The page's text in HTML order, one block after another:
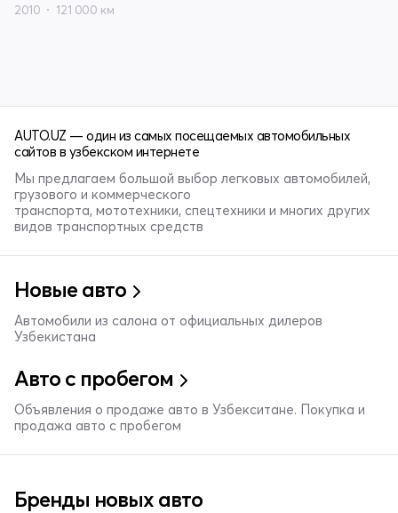
2010 121 000 км
AUTO.UZ — один из самых посещаемых автомобильных
сайтов в узбекском интернете
Мы предлагаем большой выбор легковых автомобилей,
грузового и коммерческого
транспорта, мототехники, спецтехники и многих других
видов транспортных средств
Новые авто
Автомобили из салона от официальных дилеров
Узбекистана
Авто с пробегом
Объявления о продаже авто в Узбекситане. Покупка и
продажа авто с пробегом
Бренды новых авто